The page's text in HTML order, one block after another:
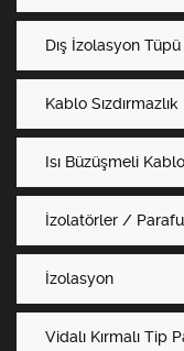
Dış İzolasyon
Kablo
Isı Büzüşmeli
İzolatörler /
İzolasyon
Vidalı Kırmalı Tip